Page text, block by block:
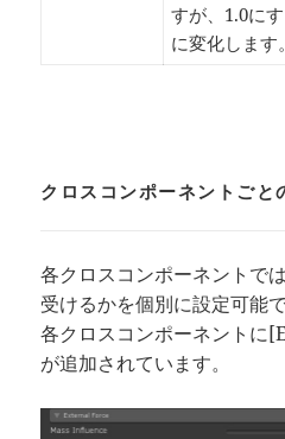
すが、1.0に
に変化します。
クロスコンポーネントごと
各クロスコンポーネントで
受けるかを個別に設定可能で
各クロスコンポーネントに
が追加されています。